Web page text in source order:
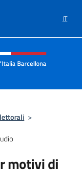
IT
e menù
Barcellona
>
motivi di